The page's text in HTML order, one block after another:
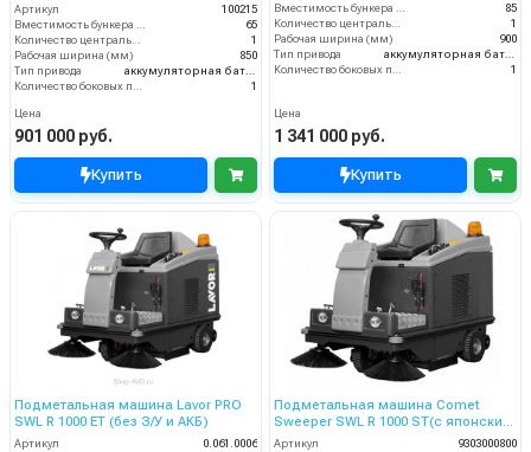
Артикул
100215
65
1
Рабочая ширина (мм)
850
Тип привода
1
Цена
901 000 руб.
Купить
85
1
Рабочая ширина (мм)
900
Тип привода
1
Цена
1 341 000 руб.
Купить
Подметальная машина Lavor PRO
SWL R 1000 ET (без З/У и АКБ)
Артикул
0.061.0006
Подметальная машина Comet
Sweeper SWL R 1000 ST(с японским
двигателем Honda)
Артикул
9303000800